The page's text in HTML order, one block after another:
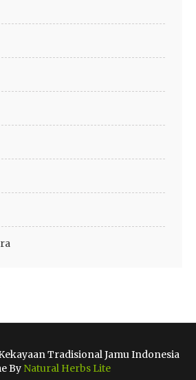
Tradisional Jamu Indonesia
By Natural Herbs Lite